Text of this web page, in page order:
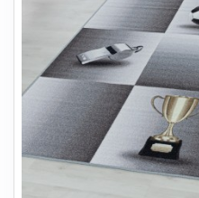
HAVEMØBLER
ENTREMØBLER
SPAR PENGE PÅ UDVALGTE VARER